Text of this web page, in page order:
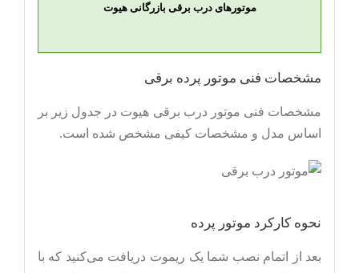
موتورهای درب برقی بازرگانی هیوت
مشخصات فنی موتور پرده برقی
مشخصات فنی موتور درب برقی هیوت در جدول زیر بر
اساس مدل و مشخصات کیفی مشخص شده است.
نحوه کارکرد موتور پرده
بعد از اتمام نصب شما یک ریموت دریافت می‌کنید که با